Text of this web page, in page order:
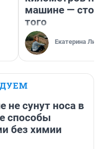
машине —
того
Екатерина
не сунут носа в
способы
без химии